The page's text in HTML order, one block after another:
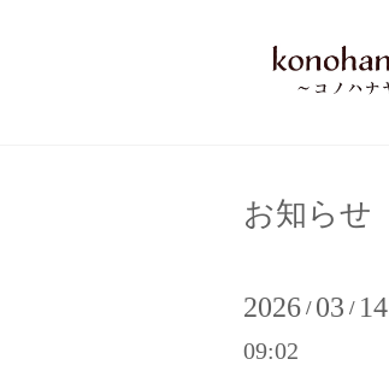
お知らせ
2026 / 03 / 14
09:02